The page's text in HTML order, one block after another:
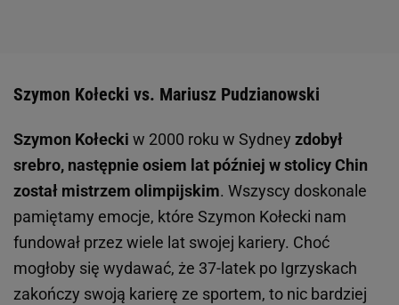
Szymon Kołecki vs. Mariusz Pudzianowski
Szymon Kołecki w 2000 roku w Sydney zdobył
srebro, następnie osiem lat później w stolicy Chin
został mistrzem olimpijskim. Wszyscy doskonale
pamiętamy emocje, które Szymon Kołecki nam
fundował przez wiele lat swojej kariery. Choć
mogłoby się wydawać, że 37-latek po Igrzyskach
zakończy swoją karierę ze sportem, to nic bardziej